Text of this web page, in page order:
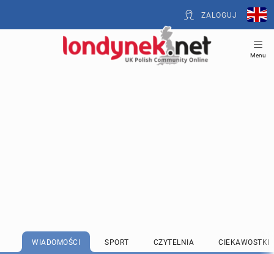
ZALOGUJ
Menu
WIADOMOŚCI SPORT CZYTELNIA CIEKAWOSTKI